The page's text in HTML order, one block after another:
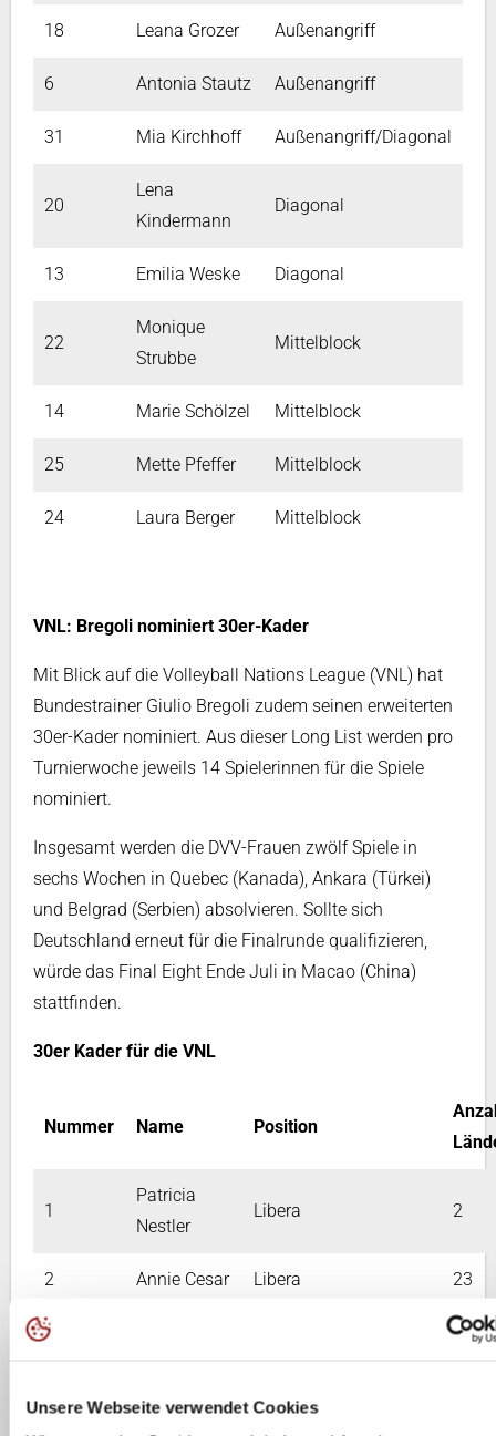
Unsere Webseite verwendet Cookies
18 Leana Grozer Außenangriff
6 Antonia Stautz Außenangriff
31 Mia Kirchhoff Außenangriff/Diagonal
20
Lena
Kindermann
Diagonal
13 Emilia Weske Diagonal
22
Monique
Strubbe
Mittelblock
14 Marie Schölzel Mittelblock
25 Mette Pfeffer Mittelblock
24 Laura Berger Mittelblock
VNL: Bregoli nominiert 30er-Kader
Mit Blick auf die Volleyball Nations League (VNL) hat
Bundestrainer Giulio Bregoli zudem seinen erweiterten
30er-Kader nominiert. Aus dieser Long List werden pro
Turnierwoche jeweils 14 Spielerinnen für die Spiele
nominiert.
Insgesamt werden die DVV-Frauen zwölf Spiele in
sechs Wochen in Quebec (Kanada), Ankara (Türkei)
und Belgrad (Serbien) absolvieren. Sollte sich
Deutschland erneut für die Finalrunde qualifizieren,
würde das Final Eight Ende Juli in Macao (China)
stattfinden.
30er Kader für die VNL
Nummer Name Position
1
Patricia
Nestler
Libera 2
2 Annie Cesar Libera 23
5 39
Antonia